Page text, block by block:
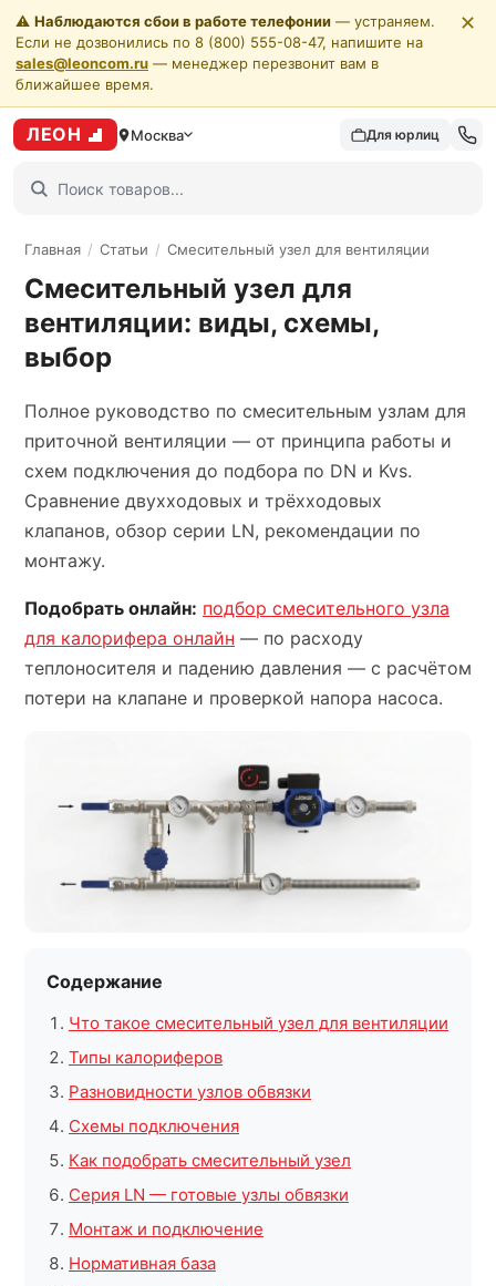
⚠️ Наблюдаются сбои в работе телефонии — устраняем.
Если не дозвонились по 8 (800) 555-08-47, напишите на
sales@leoncom.ru — менеджер перезвонит вам в
ближайшее время.
✕
ЛЕОН Москва Для юрлиц
Главная / Статьи / Смесительный узел для вентиляции
Смесительный узел для
вентиляции: виды, схемы,
выбор
Полное руководство по смесительным узлам для
приточной вентиляции — от принципа работы и
схем подключения до подбора по DN и Kvs.
Сравнение двухходовых и трёхходовых
клапанов, обзор серии LN, рекомендации по
монтажу.
Подобрать онлайн: подбор смесительного узла
для калорифера онлайн — по расходу
теплоносителя и падению давления — с расчётом
потери на клапане и проверкой напора насоса.
Содержание
Что такое смесительный узел для вентиляции
Типы калориферов
Разновидности узлов обвязки
Схемы подключения
Как подобрать смесительный узел
Серия LN — готовые узлы обвязки
Монтаж и подключение
Нормативная база